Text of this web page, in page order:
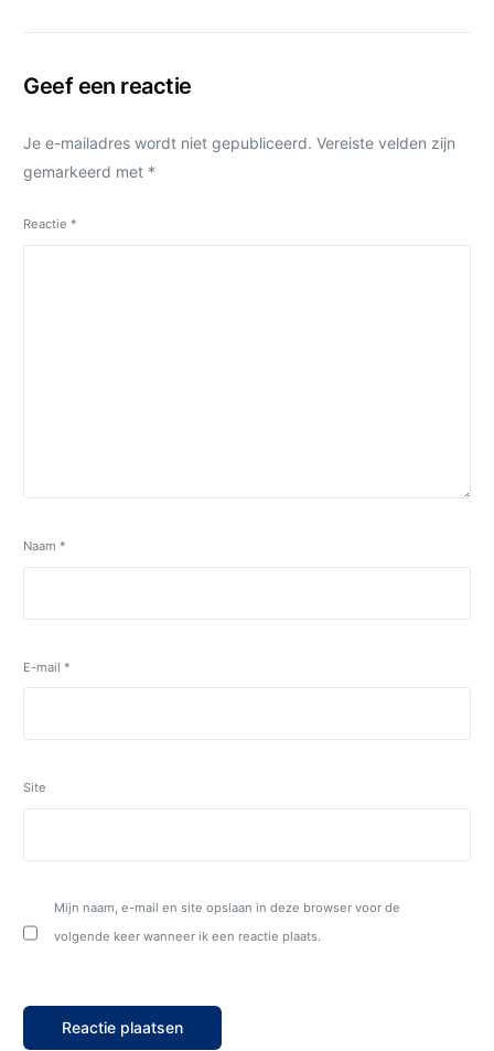
Geef een reactie
Je e-mailadres wordt niet gepubliceerd. Vereiste velden zijn
gemarkeerd met *
Reactie *
Naam *
E-mail *
Site
Mijn naam, e-mail en site opslaan in deze browser voor de
volgende keer wanneer ik een reactie plaats.